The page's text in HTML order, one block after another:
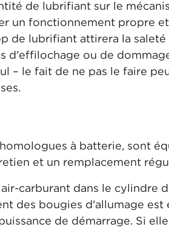
de lubrifiant sur le
un fonctionnement propre
de lubrifiant attirera la saleté
d'effilochage ou de
– le fait de ne pas le faire
à batterie, sont
et un remplacement
carburant dans le cylindre
des bougies d'allumage est
de démarrage. Si